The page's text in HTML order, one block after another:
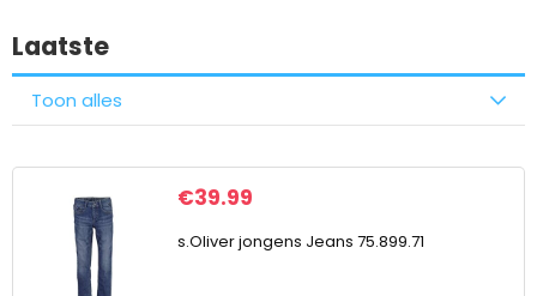
Laatste
Toon alles
€39.99
s.Oliver jongens Jeans 75.899.71